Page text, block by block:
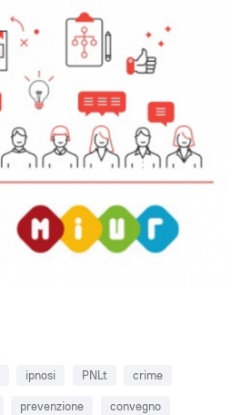
ipnosi PNLt
crime
prevenzione
convegno